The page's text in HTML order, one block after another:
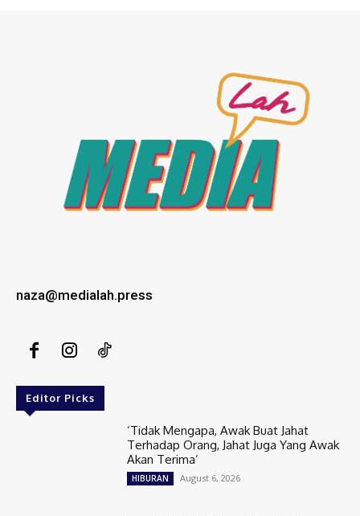
naza@medialah.press
Editor Picks
‘Tidak Mengapa, Awak Buat Jahat
Terhadap Orang, Jahat Juga Yang Awak
Akan Terima’
HIBURAN August 6, 2026